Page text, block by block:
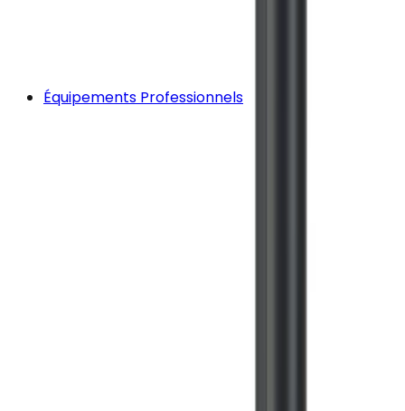
Équipements Professionnels